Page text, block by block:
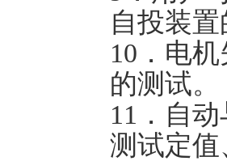
自投装
10．电
的测试。
11．自
测试定